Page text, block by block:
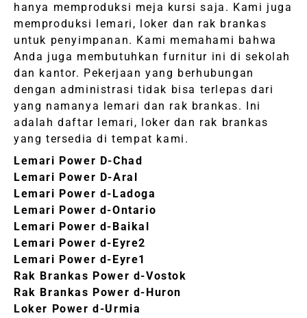
hanya memproduksi meja kursi saja. Kami juga
memproduksi lemari, loker dan rak brankas
untuk penyimpanan. Kami memahami bahwa
Anda juga membutuhkan furnitur ini di sekolah
dan kantor. Pekerjaan yang berhubungan
dengan administrasi tidak bisa terlepas dari
yang namanya lemari dan rak brankas. Ini
adalah daftar lemari, loker dan rak brankas
yang tersedia di tempat kami.
Lemari Power D-Chad
Lemari Power D-Aral
Lemari Power d-Ladoga
Lemari Power d-Ontario
Lemari Power d-Baikal
Lemari Power d-Eyre2
Lemari Power d-Eyre1
Rak Brankas Power d-Vostok
Rak Brankas Power d-Huron
Loker Power d-Urmia